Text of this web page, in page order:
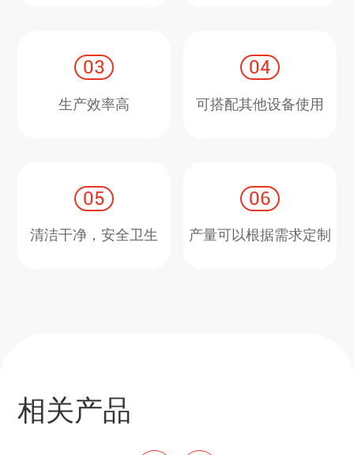
03
生产效率高
04
可搭配其他设备使用
05
清洁干净，安全卫生
06
产量可以根据需求定制
相关产品